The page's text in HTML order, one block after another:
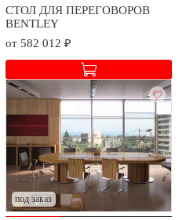
СТОЛ ДЛЯ ПЕРЕГОВОРОВ
BENTLEY
от 582 012 ₽
под заказ